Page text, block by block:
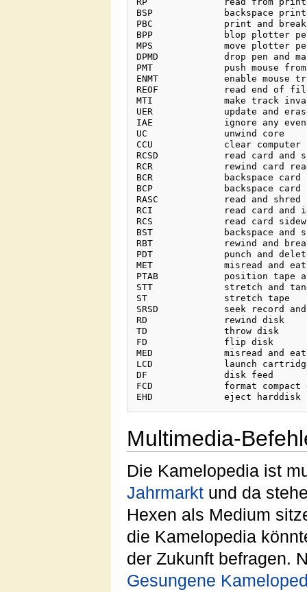
BSP		backspace printer
PBC		print and break chain
BPP		blop plotter pen
MPS		move plotter pen somewhere
DPMD		drop pen and mangle drum
PMT		push mouse from table
ENMT		enable mouse trap
REOF		read end of file
MTI		make track invalid
UER		update and erase record
IAE		ignore any event
UC		unwind core
CCU		clear computer user
RCSD		read card and scramble data
RCR		rewind card reader
BCR		backspace card reader
BCP		backspace card punch
RASC		read and shred card
RCI		read card and ignore
RCS		read card sideways
BST		backspace and stretch tape
RBT		rewind and break tape
PDT		punch and delete tape
MET		misread and eat tape
PTAB		position tape ass-backwards
STT		stretch and tangle tape
ST		stretch tape
SRSD		seek record and scar disk
RD		rewind disk
TD		throw disk
FD		flip disk
MED		misread and eat disk
LCD		launch cartridge disk
DF		disk feed
FCD		format compact disc
Multimedia-
Die Kamelopedia ist
Jahrmarkt und da
Hexen als Medium
die Kamelopedia
der Zukunft befragen.
Gesungene